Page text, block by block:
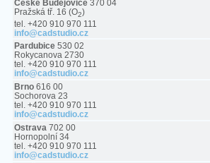
České Budějovice 370 04
Pražská tř. 16 (O2)
tel. +420 910 970 111
info@cadstudio.cz
Pardubice 530 02
Rokycanova 2730
tel. +420 910 970 111
info@cadstudio.cz
Brno 616 00
Sochorova 23
tel. +420 910 970 111
info@cadstudio.cz
Ostrava 702 00
Hornopolní 34
tel. +420 910 970 111
info@cadstudio.cz